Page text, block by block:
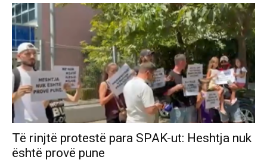
Të rinjtë protestë para SPAK-ut: Heshtja nuk
është provë pune